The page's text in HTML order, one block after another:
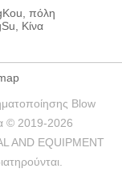
πόλη
Κίνα
Blow
© 2019-2026
AND EQUIPMENT